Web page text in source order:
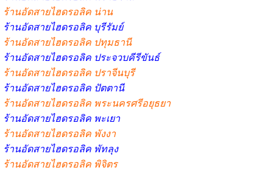
ร้านอัดสายไฮดรอลิค น่าน
ร้านอัดสายไฮดรอลิค บุรีรัมย์
ร้านอัดสายไฮดรอลิค ปทุมธานี
ร้านอัดสายไฮดรอลิค ประจวบคีรีขันธ์
ร้านอัดสายไฮดรอลิค ปราจีนบุรี
ร้านอัดสายไฮดรอลิค ปัตตานี
ร้านอัดสายไฮดรอลิค พระนครศรีอยุธยา
ร้านอัดสายไฮดรอลิค พะเยา
ร้านอัดสายไฮดรอลิค พังงา
ร้านอัดสายไฮดรอลิค พัทลุง
ร้านอัดสายไฮดรอลิค พิจิตร